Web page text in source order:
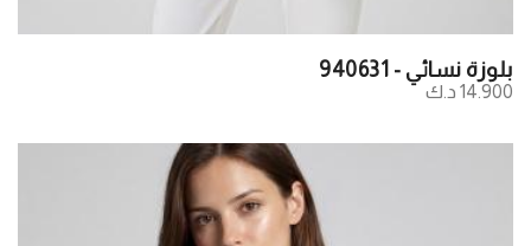
بلوزة نسائي - 940631
14.900 د.ك